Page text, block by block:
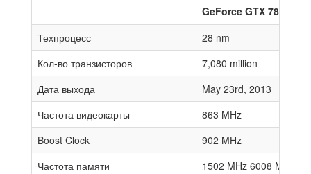
GeForce GTX 780
Техпроцесс
28 nm
Кол-во транзисторов
7,080 million
Дата выхода
May 23rd, 2013
Частота видеокарты
863 MHz
Boost Clock
902 MHz
Частота памяти
1502 MHz 6008 MHz